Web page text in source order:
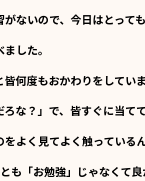
ないので、今日はとって
した。
皆何度もおかわりをしてい
な？」で、皆すぐに当て
よく見てよく触っている
も「お勉強」じゃなくて